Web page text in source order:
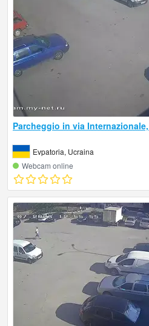
Parcheggio in via
Evpatoria, Ucraina
Webcam online